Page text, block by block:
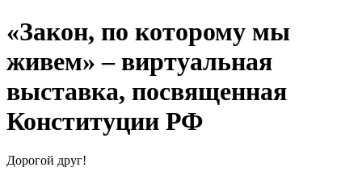
«Закон, по которому мы
живем» – виртуальная
выставка, посвященная
Конституции РФ
Дорогой друг!